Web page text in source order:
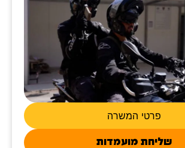
פרטי המשרה
שליחת מועמדות